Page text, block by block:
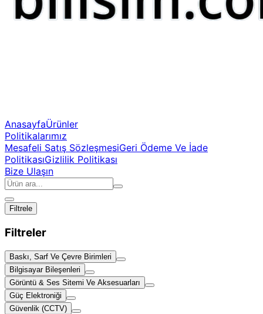
AnasayfaÜrünler
Politikalarımız
Mesafeli Satış SözleşmesiGeri Ödeme Ve İade
PolitikasıGizlilik Politikası
Bize Ulaşın
Filtrele
Filtreler
Baskı, Sarf Ve Çevre Birimleri
Bilgisayar Bileşenleri
Görüntü & Ses Sitemi Ve Aksesuarları
Güç Elektroniği
Güvenlik (CCTV)